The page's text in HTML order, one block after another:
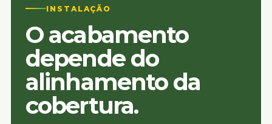
INSTALAÇÃO
O acabamento
depende do
alinhamento da
cobertura.